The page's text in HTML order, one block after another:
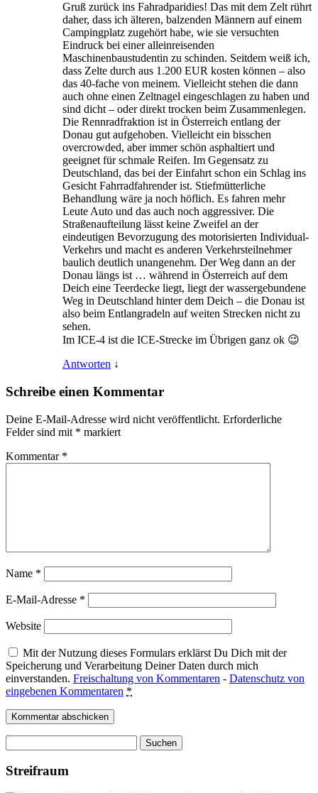
Gruß zurück ins Fahradparidies! Das mit dem Zelt rührt
daher, dass ich älteren, balzenden Männern auf einem
Campingplatz zugehört habe, wie sie versuchten
Eindruck bei einer alleinreisenden
Maschinenbaustudentin zu schinden. Seitdem weiß ich,
dass Zelte durch aus 1.200 EUR kosten können – also
das 40-fache von meinem. Vielleicht stehen die dann
auch ohne einen Zeltnagel eingeschlagen zu haben und
sind dicht – oder direkt trocken beim Zusammenlegen.
Die Rennradfraktion ist in Österreich entlang der
Donau gut aufgehoben. Vielleicht ein bisschen
overcrowded, aber immer schön asphaltiert und
geeignet für schmale Reifen. Im Gegensatz zu
Deutschland, das bei der Einfahrt schon ein Schlag ins
Gesicht Fahrradfahrender ist. Stiefmütterliche
Behandlung wäre ja noch höflich. Es fahren mehr
Leute Auto und das auch noch aggressiver. Die
Straßenaufteilung lässt keine Zweifel an der
eindeutigen Bevorzugung des motorisierten Individual-
Verkehrs und macht es anderen Verkehrsteilnehmer
baulich deutlich unangenehm. Der Weg dann an der
Donau längs ist … während in Österreich auf dem
Deich eine Teerdecke liegt, liegt der wassergebundene
Weg in Deutschland hinter dem Deich – die Donau ist
also beim Entlangradeln auf weiten Strecken nicht zu
sehen.
Im ICE-4 ist die ICE-Strecke im Übrigen ganz ok 😉
Antworten ↓
Schreibe einen Kommentar
Deine E-Mail-Adresse wird nicht veröffentlicht. Erforderliche
Felder sind mit * markiert
Kommentar *
Name *
E-Mail-Adresse *
Website
Mit der Nutzung dieses Formulars erklärst Du Dich mit der
Speicherung und Verarbeitung Deiner Daten durch mich
einverstanden. Freischaltung von Kommentaren - Datenschutz von
eingebenen Kommentaren *
nach:
Streifraum